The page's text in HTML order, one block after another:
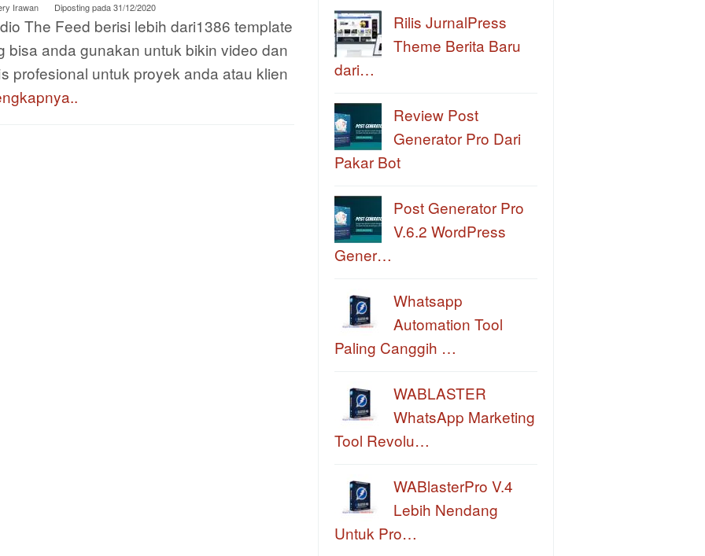
Irawan Diposting pada31/12/2020
The Feed berisi lebih dari1386 template
bisa anda gunakan untuk bikin video dan
profesional untuk proyek anda atau klien
Rilis JurnalPress
Theme Berita Baru
dari…
Review Post
Generator Pro Dari
Pakar Bot
Post Generator Pro
V.6.2 WordPress
Gener…
Whatsapp
Automation Tool
Paling Canggih …
WABLASTER
WhatsApp Marketing
Tool Revolu…
WABlasterPro V.4
Lebih Nendang
Untuk Pro…